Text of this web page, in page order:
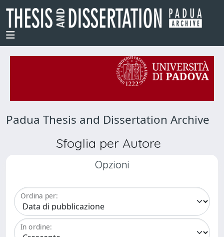
Padua Thesis and Dissertation Archive
Sfoglia per Autore
Opzioni
Ordina per:
In ordine: